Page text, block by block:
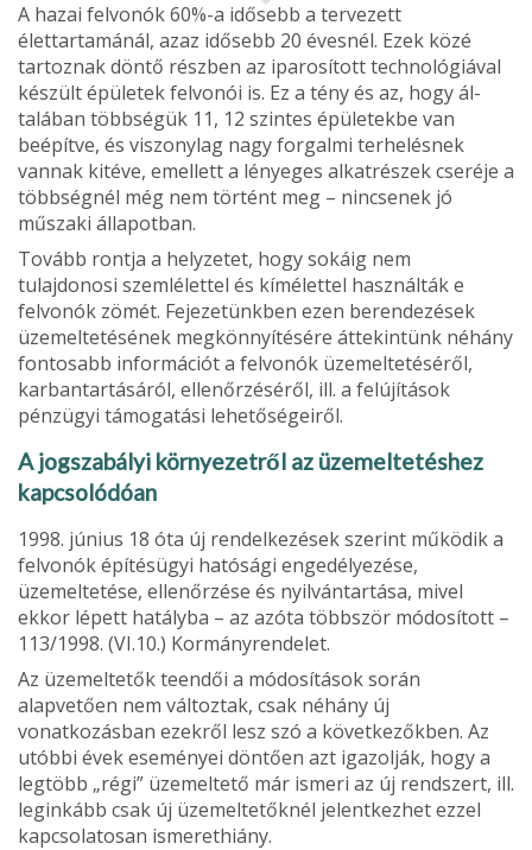
A hazai felvonók 60%-a idősebb a tervezett
élettartamánál, azaz idő­sebb 20 évesnél. Ezek közé
tartoznak döntő részben az iparosított technológiával
készült épületek felvonói is. Ez a tény és az, hogy ál­
talában többségük 11, 12 szintes épületekbe van
beépítve, és vi­szonylag nagy forgalmi terhelésnek
vannak kitéve, emellett a lénye­ges alkatrészek cseréje a
többségnél még nem történt meg – nincse­nek jó
műszaki állapotban.
Tovább rontja a helyzetet, hogy sokáig nem
tulajdonosi szemlélettel és kímélettel használták e
felvonók zö­mét. Fejezetünkben ezen berendezések
üzemeltetésének megkönnyí­tésére áttekintünk néhány
fontosabb információt a felvonók üzemel­tetéséről,
karbantartásáról, ellenőrzéséről, ill. a felújítások
pénzügyi támogatási lehetőségeiről.
A jogszabályi környezetről az üzemeltetéshez
kapcsolódóan
1998. június 18 óta új rendelkezések szerint működik a
felvonók épí­tésügyi hatósági engedélyezése,
üzemeltetése, ellenőrzése és nyil­vántartása, mivel
ekkor lépett hatályba – az azóta többször módosított –
113/1998. (VI.10.) Kormányrendelet.
Az üzemeltetők teendői a módosítások során
alapvetően nem vál­toztak, csak néhány új
vonatkozásban ezekről lesz szó a következők­ben. Az
utóbbi évek eseményei döntően azt igazolják, hogy a
legtöbb „régi” üzemeltető már ismeri az új rendszert, ill.
leginkább csak új üzemeltetőknél jelentkezhet ezzel
kapcsolatosan ismerethiány.